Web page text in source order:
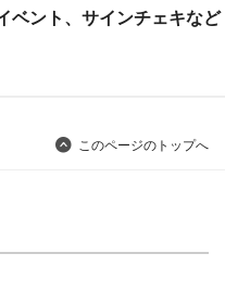
ベント、サインチェキなど
このページのトップへ